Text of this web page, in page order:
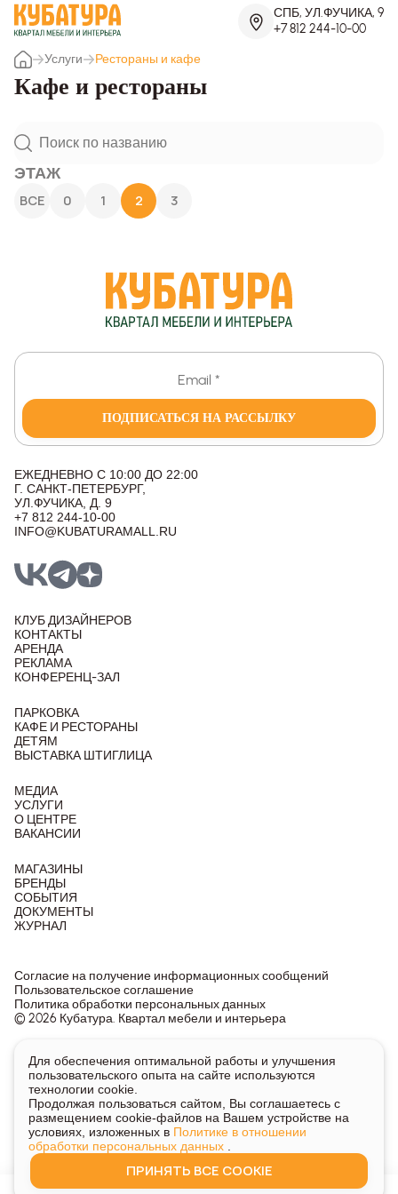
СПБ, УЛ.ФУЧИКА, 9
+7 812 244-10-00
Услуги
Рестораны и кафе
Кафе и рестораны
ЭТАЖ
ВСЕ 0 1 2 3
ПОДПИСАТЬСЯ НА РАССЫЛКУ
ЕЖЕДНЕВНО С 10:00 ДО 22:00
Г. САНКТ-ПЕТЕРБУРГ,
УЛ.ФУЧИКА, Д. 9
+7 812 244-10-00
INFO@KUBATURAMALL.RU
КЛУБ ДИЗАЙНЕРОВ
КОНТАКТЫ
АРЕНДА
РЕКЛАМА
КОНФЕРЕНЦ-ЗАЛ
ПАРКОВКА
КАФЕ И РЕСТОРАНЫ
ДЕТЯМ
ВЫСТАВКА ШТИГЛИЦА
МЕДИА
УСЛУГИ
О ЦЕНТРЕ
ВАКАНСИИ
МАГАЗИНЫ
БРЕНДЫ
СОБЫТИЯ
ДОКУМЕНТЫ
ЖУРНАЛ
© 2026 Кубатура. Квартал мебели и интерьера
Согласие на получение информационных сообщений
Пользовательское соглашение
Политика обработки персональных данных
Информация о товарах и ценах на сайте не является
публичной офертой, носит исключительно информационный
характер.
Для получения подробной информации о наличии и стоимости
указанных товаров и услуг напишите или позвоните нам.
Для обеспечения оптимальной работы и улучшения
пользовательского опыта на сайте используются
технологии cookie.
Продолжая пользоваться сайтом, Вы соглашаетесь с
размещением cookie-файлов на Вашем устройстве на
условиях, изложенных в Политике в отношении
обработки персональных данных
ПРИНЯТЬ ВСЕ COOKIE